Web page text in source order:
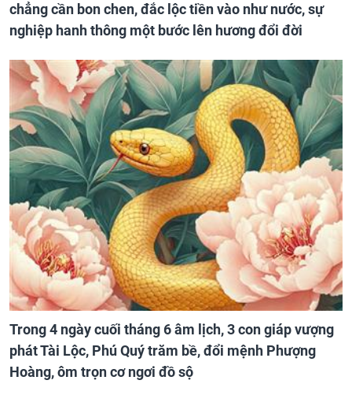
chẳng cần bon chen, đắc lộc tiền vào như nước, sự
nghiệp hanh thông một bước lên hương đổi đời
Trong 4 ngày cuối tháng 6 âm lịch, 3 con giáp vượng
phát Tài Lộc, Phú Quý trăm bề, đổi mệnh Phượng
Hoàng, ôm trọn cơ ngơi đồ sộ